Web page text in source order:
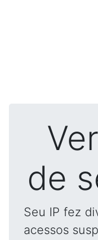
de
Seu IP fez
acessos